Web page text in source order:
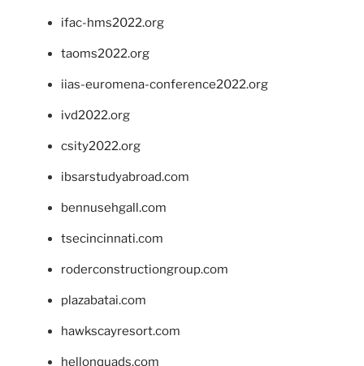
ifac-hms2022.org
taoms2022.org
iias-euromena-conference2022.org
ivd2022.org
csity2022.org
ibsarstudyabroad.com
bennusehgall.com
tsecincinnati.com
roderconstructiongroup.com
plazabatai.com
hawkscayresort.com
hellonquads.com